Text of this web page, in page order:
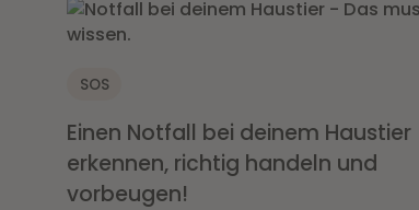
SOS
Einen Notfall bei deinem Haustier
erkennen, richtig handeln und
vorbeugen!